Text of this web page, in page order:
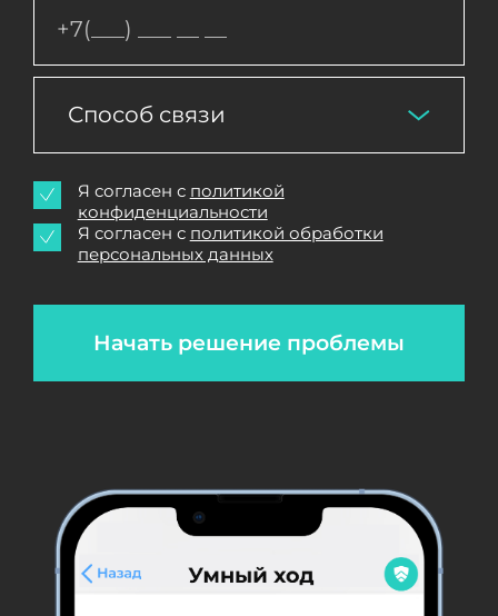
Способ связи
Начать решение проблемы
Я согласен с политикой
конфиденциальности
Я согласен с политикой обработки
персональных данных